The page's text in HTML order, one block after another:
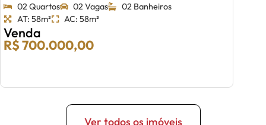
02 Quartos
02 Vagas
02 Banheiros
AT: 58m²
AC: 58m²
Venda
R$ 700.000,00
Ver todos os imóveis